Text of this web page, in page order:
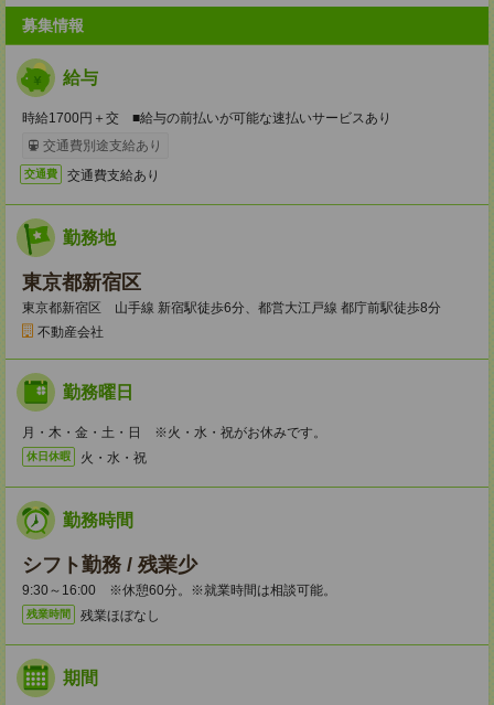
募集情報
給与
時給1700円＋交 ■給与の前払いが可能な速払いサービスあり
交通費別途支給あり
交通費 交通費支給あり
勤務地
東京都新宿区
東京都新宿区 山手線 新宿駅徒歩6分、都営大江戸線 都庁前駅徒歩8分
不動産会社
勤務曜日
月・木・金・土・日 ※火・水・祝がお休みです。
休日休暇 火・水・祝
勤務時間
シフト勤務 / 残業少
9:30～16:00 ※休憩60分。※就業時間は相談可能。
残業時間 残業ほぼなし
期間